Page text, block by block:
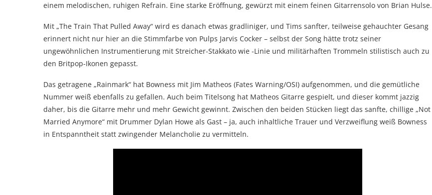
einem melodischen, ruhigen Refrain. Eine starke Eröffnung, gewürzt mit einem feinen Gitarrensolo von Brian Hulse.
Mit „The Train That Pulled Away“ wird es danach etwas gradliniger, und Tims sanfter, teilweise gehauchter Gesang
erinnert nicht nur hier an die Stimmfarbe von Pulps Jarvis Cocker – selbst der Song hätte trotz seiner
ungewöhnlichen Instrumentierung mit Streicher-Stakkato wie -Linie und militärhaften Trommeln stilistisch auch zu
den Britpop-Ikonen gepasst.
Das getragene „Rainmark“ hat Bowness mit Jim Matheos (Fates Warning/OSI) aufgenommen, und die gemütliche
Nummer weiß ebenfalls zu gefallen. Auch beim Titelsong hat Matheos Gitarre gespielt, und dieser kommt jazzig
daher, bis die Gitarre mehr und mehr Gewicht gewinnt. Zwischen den beiden Stücken liegt das sanfte, chillige „Not
Married Anymore“ mit Drummer Dylan Howe als Gast – ja, auch inhaltliche Trauer und Verzweiflung weiß Bowness
in Entspanntheit statt zwingender Melancholie zu vermitteln.